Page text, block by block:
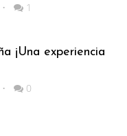
• 1
¡Una experiencia
• 0